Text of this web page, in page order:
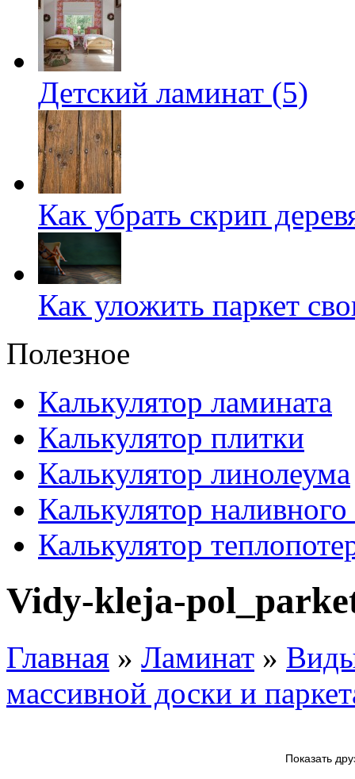
Детский ламинат (5)
Как убрать скрип
Как уложить паркет
Полезное
Калькулятор ламината
Калькулятор плитки
Калькулятор линолеума
Калькулятор
Калькулятор
Vidy-kleja-
Главная » Ламинат »
массивной доски и
Показать